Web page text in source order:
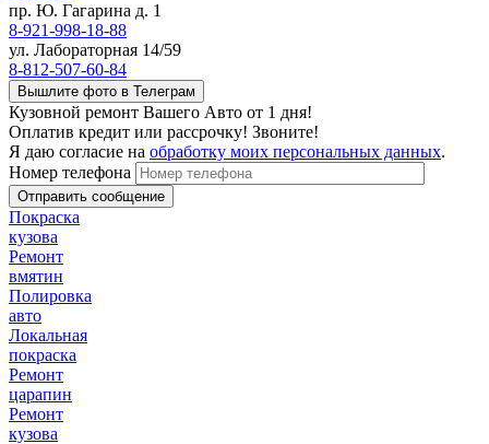
пр. Ю. Гагарина д. 1
8-921-998-18-88
ул. Лабораторная 14/59
8-812-507-60-84
Вышлите фото в Телеграм
Кузовной ремонт Вашего Авто от 1 дня!
Оплатив кредит или рассрочку! Звоните!
Я даю согласие на обработку моих персональных данных.
Номер телефона
Покраска
кузова
Ремонт
вмятин
Полировка
авто
Локальная
покраска
Ремонт
царапин
Ремонт
кузова